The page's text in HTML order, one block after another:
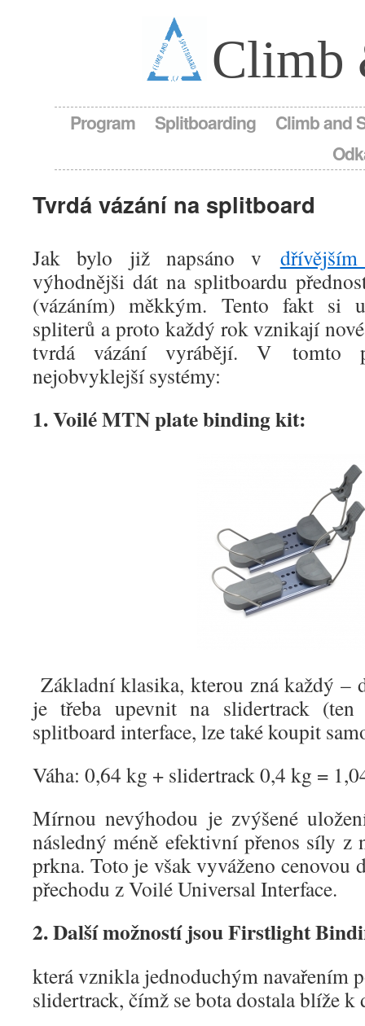
Climb
Program Splitboarding
Climb and
Tvrdá vázání na splitboard
Jak bylo již napsáno v
výhodnějši dát na splitboardu
(vázáním) měkkým. Tento fakt si
spliterů a proto každý rok vznikají
tvrdá vázání vyrábějí. V tomto
nejobvyklejší systémy:
1. Voilé MTN plate binding kit:
Základní klasika, kterou zná každý –
je třeba upevnit na slidertrack (ten
splitboard interface, lze také koupit
Váha: 0,64 kg + slidertrack 0,4 kg =
Mírnou nevýhodou je zvýšené
následný méně efektivní přenos síly z
prkna. Toto je však vyváženo cenovou
přechodu z Voilé Universal Interface.
2. Další možností jsou Firstlight
která vznikla jednoduchým navařením
slidertrack, čímž se bota dostala blíže k